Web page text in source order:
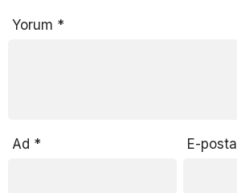
Yorum *
Ad * E-posta